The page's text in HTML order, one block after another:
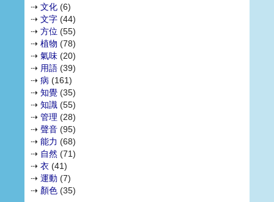
⇢ 文化 (6)
⇢ 文字 (44)
⇢ 方位 (55)
⇢ 植物 (78)
⇢ 氣味 (20)
⇢ 用語 (39)
⇢ 病 (161)
⇢ 知覺 (35)
⇢ 知識 (55)
⇢ 管理 (28)
⇢ 聲音 (95)
⇢ 能力 (68)
⇢ 自然 (71)
⇢ 衣 (41)
⇢ 運動 (7)
⇢ 顏色 (35)